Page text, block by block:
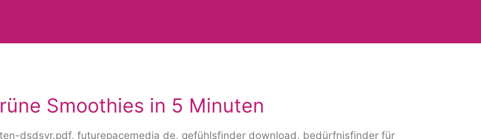
Smoothies in 5 Minuten